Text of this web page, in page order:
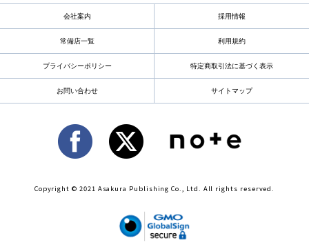
会社案内 採用情報
常備店一覧 利用規約
プライバシーポリシー 特定商取引法に基づく表示
お問い合わせ サイトマップ
Copyright © 2021 Asakura Publishing Co., Ltd. All rights reserved.